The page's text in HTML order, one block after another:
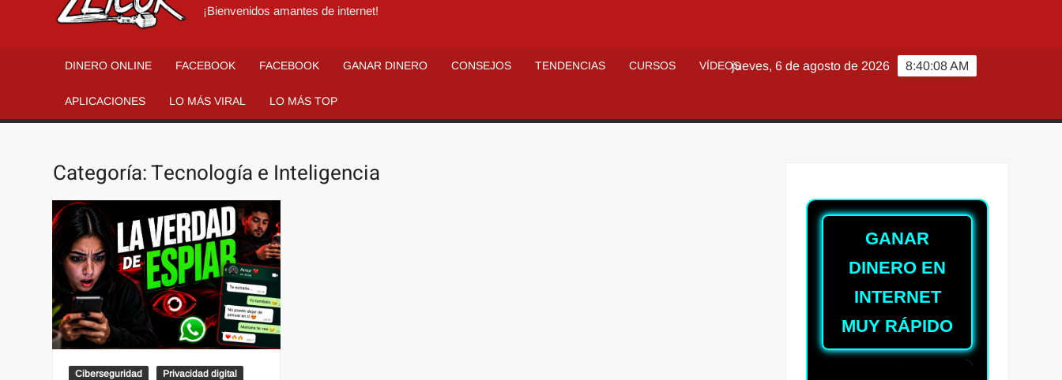
¡Bienvenidos amantes de internet!
DINERO ONLINE FACEBOOK FACEBOOK GANAR DINERO CONSEJOS TENDENCIAS CURSOS VÍDEOS
APLICACIONES LO MÁS VIRAL LO MÁS TOP
8:40:09 AM
jueves, 6 de agosto de 2026
Categoría:Tecnología e Inteligencia
Ciberseguridad Privacidad digital
GANAR
DINERO EN
INTERNET
MUY RÁPIDO